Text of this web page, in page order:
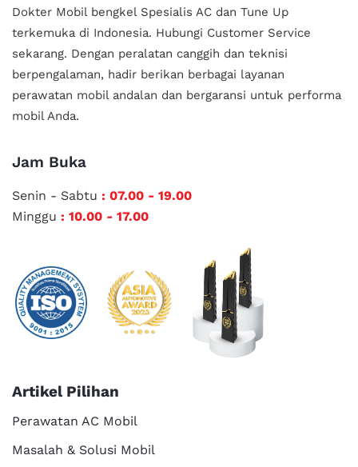
Dokter Mobil bengkel Spesialis AC dan Tune Up
terkemuka di Indonesia. Hubungi Customer Service
sekarang. Dengan peralatan canggih dan teknisi
berpengalaman, hadir berikan berbagai layanan
perawatan mobil andalan dan bergaransi untuk performa
mobil Anda.
Jam Buka
Senin - Sabtu : 07.00 - 19.00
Minggu : 10.00 - 17.00
Artikel Pilihan
Perawatan AC Mobil
Masalah & Solusi Mobil